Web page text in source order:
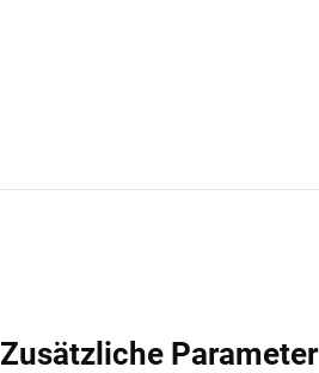
Zusätzliche Parameter